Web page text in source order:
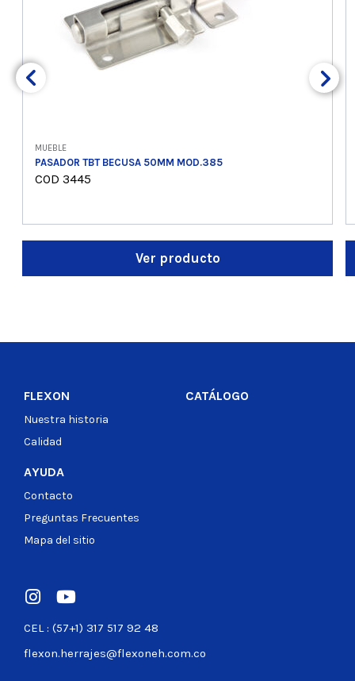
MUEBLE
PASADOR TBT BECUSA 50MM MOD.385
COD 3445
Ver producto
CEL : (57+1) 317 517 92 48
flexon.herrajes@flexoneh.com.co
FLEXON
Nuestra historia
Calidad
CATÁLOGO
AYUDA
Contacto
Preguntas Frecuentes
Mapa del sitio